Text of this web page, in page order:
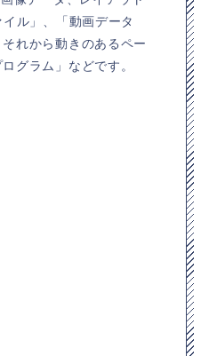
ル」、「動画データ
れから動きのあるペー
グラム」などです。